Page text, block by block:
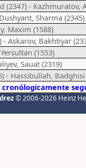
(2347) - Kazhmuratov,
Sharma (2345)
Maxim (1588)
Askarov, Bakhtiyar
(1553)
Sauat (2319)
- Hassibullah, Badghisi
© 2006-2026 Heinz